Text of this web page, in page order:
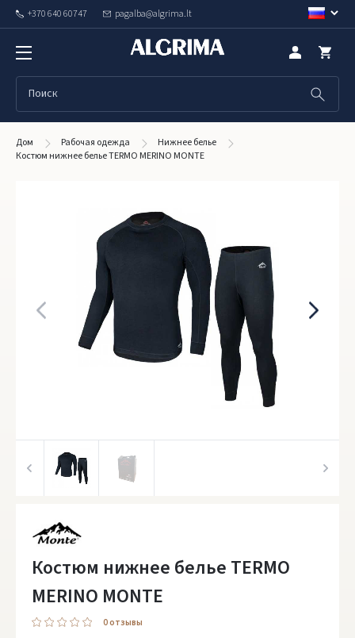
+370 640 60747 pagalba@algrima.lt
Дом Рабочая одежда
Hижнее белье
Костюм нижнее белье TERMO MERINO MONTE
Костюм нижнее белье TERMO
MERINO MONTE
0 oтзывы